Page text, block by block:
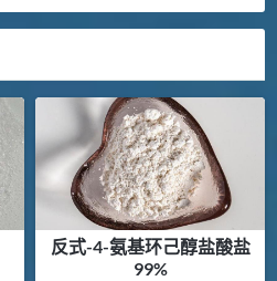
反式-4-氨基环己醇盐酸盐
99%